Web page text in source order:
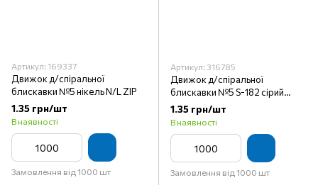
Артикул: 169337
Движок д/спіральної
блискавки №5 нікель N/L ZIP
1.35 грн/шт
В наявності
Замовлення від 1000 шт
Артикул: 316785
Движок д/спіральної
блискавки №5 S-182 сірий
темний N/L ZIP
1.35 грн/шт
В наявності
Замовлення від 1000 шт